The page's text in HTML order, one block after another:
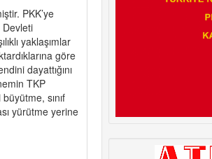
PKK’ye
Devleti
yaklaşımlar
göre
dayattığını
TKP
sınıf
yürütme yerine